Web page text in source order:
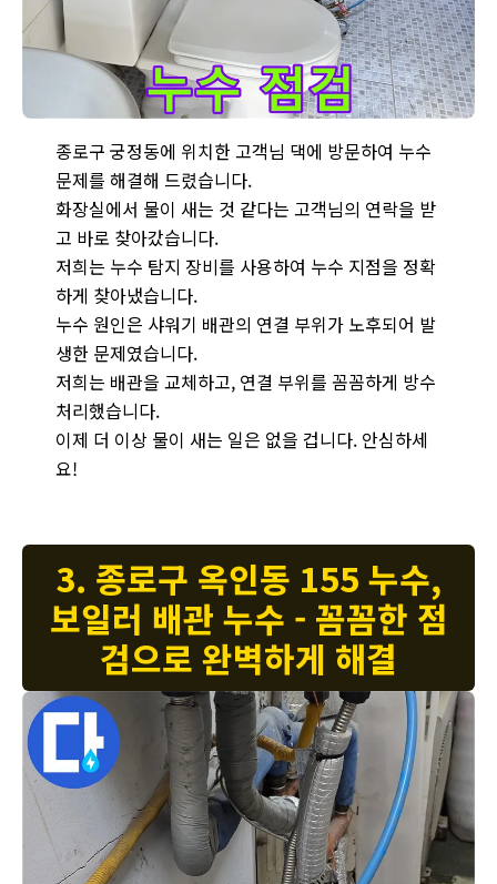
종로구 궁정동에 위치한 고객님 댁에 방문하여 누수
문제를 해결해 드렸습니다.
화장실에서 물이 새는 것 같다는 고객님의 연락을 받
고 바로 찾아갔습니다.
저희는 누수 탐지 장비를 사용하여 누수 지점을 정확
하게 찾아냈습니다.
누수 원인은 샤워기 배관의 연결 부위가 노후되어 발
생한 문제였습니다.
저희는 배관을 교체하고, 연결 부위를 꼼꼼하게 방수
처리했습니다.
이제 더 이상 물이 새는 일은 없을 겁니다. 안심하세
요!
3. 종로구 옥인동 155 누수,
보일러 배관 누수 - 꼼꼼한 점
검으로 완벽하게 해결